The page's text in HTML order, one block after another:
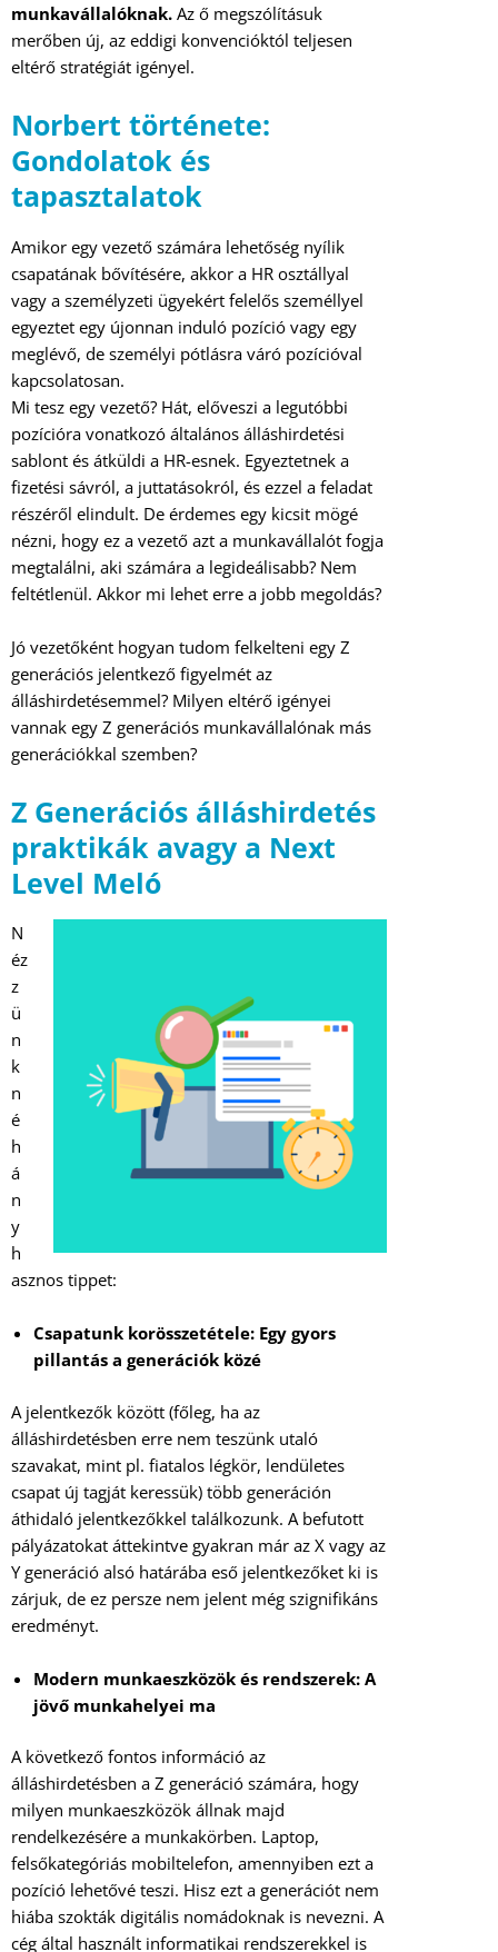
munkavállalóknak. Az ő megszólításuk
merőben új, az eddigi konvencióktól teljesen
eltérő stratégiát igényel.
Norbert története:
Gondolatok és
tapasztalatok
Amikor egy vezető számára lehetőség nyílik
csapatának bővítésére, akkor a HR osztállyal
vagy a személyzeti ügyekért felelős személlyel
egyeztet egy újonnan induló pozíció vagy egy
meglévő, de személyi pótlásra váró pozícióval
kapcsolatosan.
Mi tesz egy vezető? Hát, előveszi a legutóbbi
pozícióra vonatkozó általános álláshirdetési
sablont és átküldi a HR-esnek. Egyeztetnek a
fizetési sávról, a juttatásokról, és ezzel a feladat
részéről elindult. De érdemes egy kicsit mögé
nézni, hogy ez a vezető azt a munkavállalót fogja
megtalálni, aki számára a legideálisabb? Nem
feltétlenül. Akkor mi lehet erre a jobb megoldás?
Jó vezetőként hogyan tudom felkelteni egy Z
generációs jelentkező figyelmét az
álláshirdetésemmel? Milyen eltérő igényei
vannak egy Z generációs munkavállalónak más
generációkkal szemben?
Z Generációs álláshirdetés
praktikák avagy a Next
Level Meló
N
éz
z
ü
n
k
n
é
h
á
n
y
h
asznos tippet:
Csapatunk korösszetétele: Egy gyors
pillantás a generációk közé
A jelentkezők között (főleg, ha az
álláshirdetésben erre nem teszünk utaló
szavakat, mint pl. fiatalos légkör, lendületes
csapat új tagját keressük) több generáción
áthidaló jelentkezőkkel találkozunk. A befutott
pályázatokat áttekintve gyakran már az X vagy az
Y generáció alsó határába eső jelentkezőket ki is
zárjuk, de ez persze nem jelent még szignifikáns
eredményt.
Modern munkaeszközök és rendszerek: A
jövő munkahelyei ma
A következő fontos információ az
álláshirdetésben a Z generáció számára, hogy
milyen munkaeszközök állnak majd
rendelkezésére a munkakörben. Laptop,
felsőkategóriás mobiltelefon, amennyiben ezt a
pozíció lehetővé teszi. Hisz ezt a generációt nem
hiába szokták digitális nomádoknak is nevezni. A
cég által használt informatikai rendszerekkel is